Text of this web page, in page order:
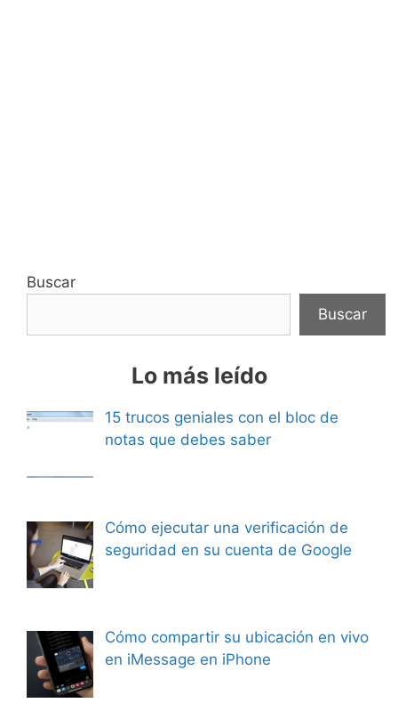
Buscar
Buscar
Lo más leído
15 trucos geniales con el bloc de
notas que debes saber
Cómo ejecutar una verificación de
seguridad en su cuenta de Google
Cómo compartir su ubicación en vivo
en iMessage en iPhone